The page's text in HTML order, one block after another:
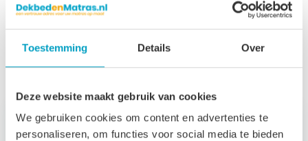
Toestemming Details Over
Deze website maakt gebruik van cookies
We gebruiken cookies om content en advertenties te
personaliseren, om functies voor social media te bieden
naar onzealgemene voorwaarden